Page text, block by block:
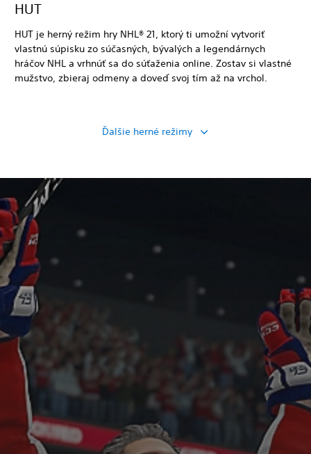
HUT
HUT je herný režim hry NHL® 21, ktorý ti umožní vytvoriť
vlastnú súpisku zo súčasných, bývalých a legendárnych
hráčov NHL a vrhnúť sa do súťaženia online. Zostav si vlastné
mužstvo, zbieraj odmeny a doveď svoj tím až na vrchol.
Ďalšie herné režimy